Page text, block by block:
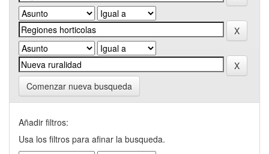
Comenzar nueva busqueda
Añadir filtros:
Usa los filtros para afinar la busqueda.